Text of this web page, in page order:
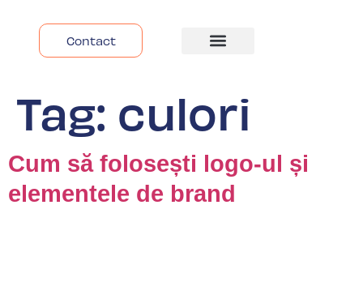
Contact
Tag: culori
Cum să folosești logo-ul și
elementele de brand